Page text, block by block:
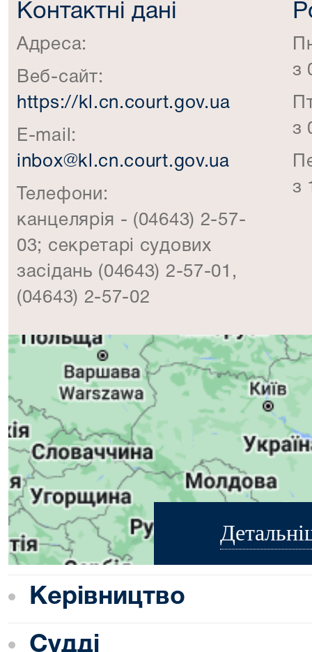
Контактні дані
Адреса:
Веб-сайт:
https://kl.cn.court.gov.ua
E-mail:
inbox@kl.cn.court.gov.ua
Телефони:
канцелярія - (04643) 2-57-
03; секретарі судових
засідань (04643) 2-57-01,
(04643) 2-57-02
з
з
з
Керівництво
Судді